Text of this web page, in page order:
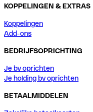
KOPPELINGEN & EXTRAS
Koppelingen
Add-ons
BEDRIJFSOPRICHTING
Je bv oprichten
Je holding bv oprichten
BETAALMIDDELEN